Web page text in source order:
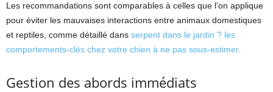
Les recommandations sont comparables à celles que l’on applique
pour éviter les mauvaises interactions entre animaux domestiques
et reptiles, comme détaillé dans serpent dans le jardin ? les
comportements-clés chez votre chien à ne pas sous-estimer.
Gestion des abords immédiats